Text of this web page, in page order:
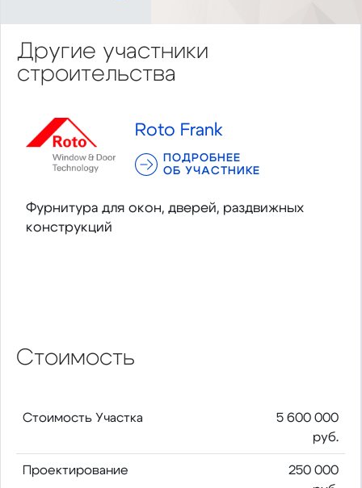
Другие участники
строительства
Roto Frank
ПОДРОБНЕЕ
ОБ УЧАСТНИКЕ
Фурнитура для окон, дверей, раздвижных
конструкций
Стоимость
Стоимость Участка
5 600 000
руб.
Проектирование
250 000